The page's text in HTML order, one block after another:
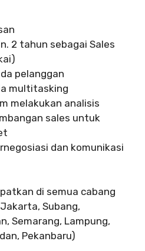
2 tahun sebagai Sales
pelanggan
multitasking
melakukan analisis
sales untuk
dan komunikasi
di semua cabang
Subang,
Semarang, Lampung,
Pekanbaru)